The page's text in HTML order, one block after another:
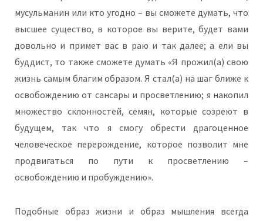
мусульманин или кто угодно – вы сможете думать, что
высшее существо, в которое вы верите, будет вами
довольно и примет вас в раю и так далее; а ели вы
буддист, то также сможете думать «Я прожил(а) свою
жизнь самым благим образом. Я стал(а) на шаг ближе к
освобождению от сансары и просветлению; я накопил
множество склонностей, семян, которые созреют в
будущем, так что я смогу обрести драгоценное
человеческое перерождение, которое позволит мне
продвигаться по пути к просветлению –
освобождению и пробуждению».
Подобные образ жизни и образ мышления всегда